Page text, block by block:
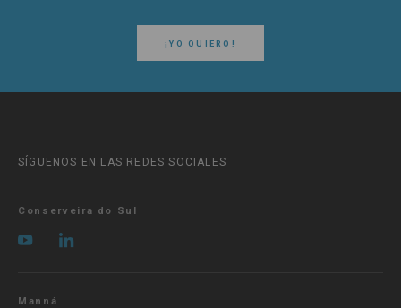
¡YO QUIERO!
SÍGUENOS EN LAS REDES SOCIALES
Conserveira do Sul
Manná